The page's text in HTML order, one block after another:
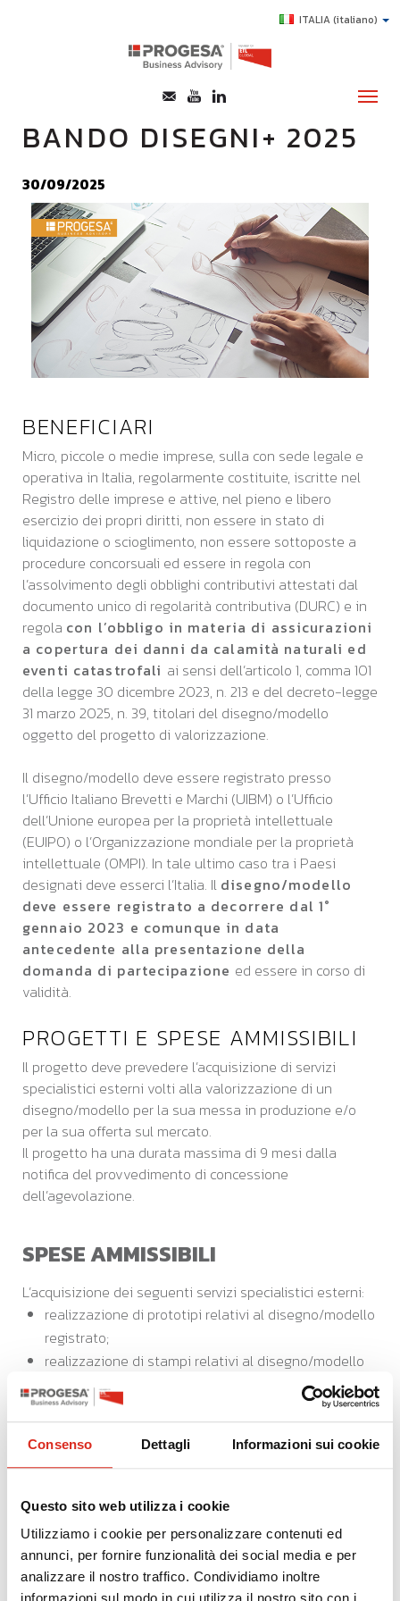
Consenso Dettagli Informazioni sui cookie
Questo sito web utilizza i cookie
Utilizziamo i cookie per personalizzare contenuti ed
annunci, per fornire funzionalità dei social media e per
analizzare il nostro traffico. Condividiamo inoltre
ITALIA(italiano)
SERVIZI
TOPICS
HIGHLIGHTS
E-LEARNING
AGEVOLAZIONI
SUCCESS STORY
BANDO DISEGNI+ 2025
30/09/2025
BENEFICIARI
Micro, piccole o medie imprese, sulla con sede legale e
operativa in Italia, regolarmente costituite, iscritte nel
Registro delle imprese e attive, nel pieno e libero
esercizio dei propri diritti, non essere in stato di
liquidazione o scioglimento, non essere sottoposte a
procedure concorsuali ed essere in regola con
l’assolvimento degli obblighi contributivi attestati dal
documento unico di regolarità contributiva (DURC) e in
regola con l’obbligo in materia di assicurazioni
a copertura dei danni da calamità naturali ed
eventi catastrofali ai sensi dell’articolo 1, comma 101
della legge 30 dicembre 2023, n. 213 e del decreto-legge
31 marzo 2025, n. 39, titolari del disegno/modello
oggetto del progetto di valorizzazione.
Il disegno/modello deve essere registrato presso
l’Ufficio Italiano Brevetti e Marchi (UIBM) o l’Ufficio
dell’Unione europea per la proprietà intellettuale
(EUIPO) o l’Organizzazione mondiale per la proprietà
intellettuale (OMPI). In tale ultimo caso tra i Paesi
designati deve esserci l’Italia. Il disegno/modello
deve essere registrato a decorrere dal 1°
gennaio 2023 e comunque in data
antecedente alla presentazione della
domanda di partecipazione ed essere in corso di
validità.
PROGETTI E SPESE AMMISSIBILI
Il progetto deve prevedere l’acquisizione di servizi
specialistici esterni volti alla valorizzazione di un
disegno/modello per la sua messa in produzione e/o
per la sua offerta sul mercato.
Il progetto ha una durata massima di 9 mesi dalla
notifica del provvedimento di concessione
dell’agevolazione.
SPESE AMMISSIBILI
L’acquisizione dei seguenti servizi specialistici esterni:
realizzazione di prototipi relativi al disegno/modello
registrato;
realizzazione di stampi relativi al disegno/modello
registrato;
consulenza tecnica per la catena produttiva
disegno/modello registrato e/o per l’utilizzo di
consulenza tecnica per certificazioni di prodotto o di
chiarezza la tipologia di certificazione da ottenere
(la marcatura CE non rientra tra le tipologie di
certificazione ammissibile);